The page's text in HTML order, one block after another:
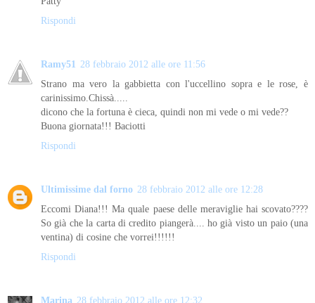
Rispondi
Ramy51 28 febbraio 2012 alle ore 11:56
Strano ma vero la gabbietta con l'uccellino sopra e le rose, è
carinissimo.Chissà.....
dicono che la fortuna è cieca, quindi non mi vede o mi vede??
Buona giornata!!! Baciotti
Rispondi
Ultimissime dal forno 28 febbraio 2012 alle ore 12:28
Eccomi Diana!!! Ma quale paese delle meraviglie hai scovato????
So già che la carta di credito piangerà.... ho già visto un paio (una
ventina) di cosine che vorrei!!!!!!
Rispondi
Marina 28 febbraio 2012 alle ore 12:32